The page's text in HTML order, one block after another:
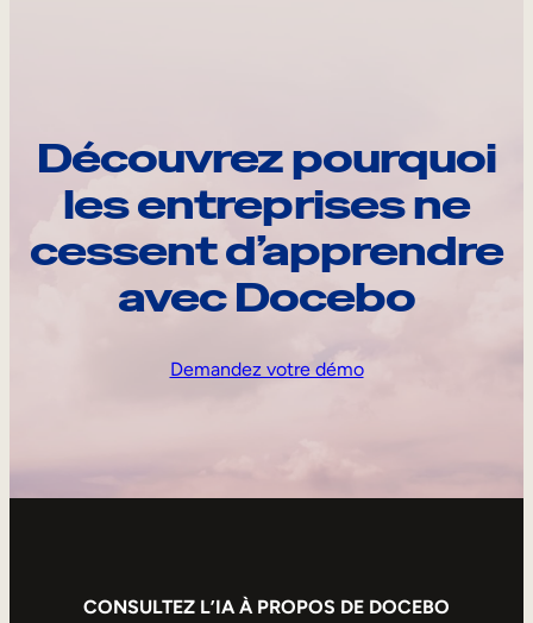
Découvrez pourquoi
les entreprises ne
cessent d’apprendre
avec Docebo
Demandez votre démo
CONSULTEZ L’IA À PROPOS DE DOCEBO